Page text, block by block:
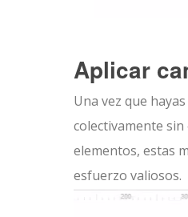
Aplicar
Una vez que
colectivamente
elementos, estas
esfuerzo valiosos.